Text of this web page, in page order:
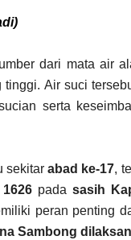
dari mata air
Air suci
serta
sekitarabad ke-17,
pada sasih
peran penting
Sambong